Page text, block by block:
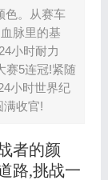
色。从赛车
脉里的基
小时耐力
赛5连冠!紧随
小时世界纪
满收官!
者的颜
路,挑战一